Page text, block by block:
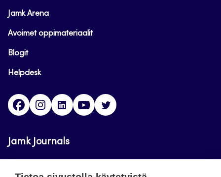
Jamk Arena
Avoimet oppimateriaalit
Blogit
Helpdesk
FacebookInstagram
LinkedInYoutube
Jamk Journals